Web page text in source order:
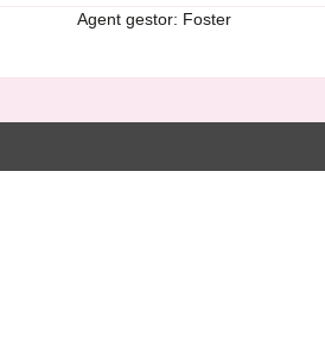
Agent gestor: Foster